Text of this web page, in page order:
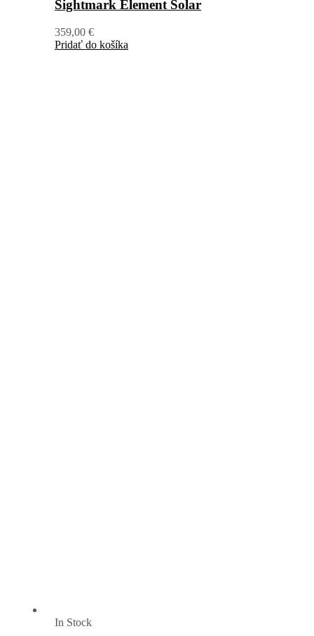
Sightmark Element Solar
359,00 €
Pridať do košíka
In Stock